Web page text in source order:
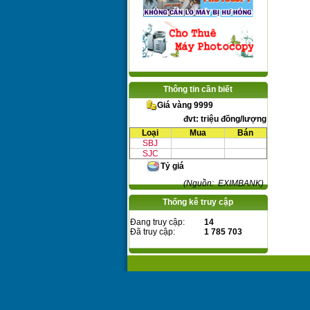
Thông tin cần biết
Giá vàng 9999
đvt: triệu đồng/lượng
Loại
Mua
Bán
SBJ
SJC
Tỷ giá
(Nguồn: EXIMBANK)
Thống kê truy cập
Đang truy cập:
14
Đã truy cập:
1 785 703